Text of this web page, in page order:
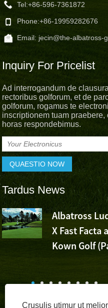
Tel:+86-596-7361872
Phone:+86-19959282676
Email: jecin@the-albatross-
Inquiry For Pricelist
Ad interrogandum de
rectoribus golforum, et de
golforum, rogamus te
inscriptionem tuam praebere,
horas respondebimus.
Tardus News
Albatross
X Fast Facta
Kown Golf
Crusulis utimur ut